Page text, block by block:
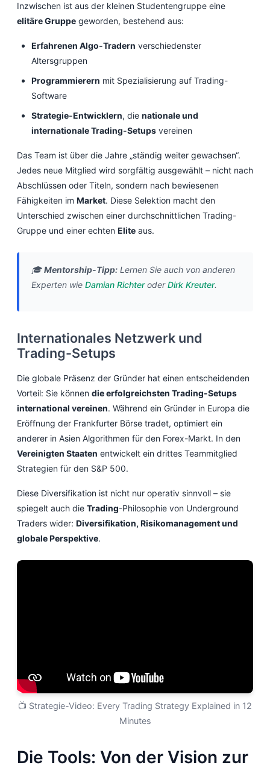
Inzwischen ist aus der kleinen Studentengruppe eine
elitäre Gruppe geworden, bestehend aus:
Erfahrenen Algo-Tradern verschiedenster
Altersgruppen
Programmierern mit Spezialisierung auf Trading-
Software
Strategie-Entwicklern, die nationale und
internationale Trading-Setups vereinen
Das Team ist über die Jahre „ständig weiter gewachsen“.
Jedes neue Mitglied wird sorgfältig ausgewählt – nicht nach
Abschlüssen oder Titeln, sondern nach bewiesenen
Fähigkeiten im Market. Diese Selektion macht den
Unterschied zwischen einer durchschnittlichen Trading-
Gruppe und einer echten Elite aus.
🎓Mentorship-Tipp: Lernen Sie auch von anderen
Experten wie Damian RichteroderDirk Kreuter.
Internationales Netzwerk und
Trading-Setups
Die globale Präsenz der Gründer hat einen entscheidenden
Vorteil: Sie können die erfolgreichsten Trading-Setups
international vereinen. Während ein Gründer in Europa die
Eröffnung der Frankfurter Börse tradet, optimiert ein
anderer in Asien Algorithmen für den Forex-Markt. In den
Vereinigten Staaten entwickelt ein drittes Teammitglied
Strategien für den S&P 500.
Diese Diversifikation ist nicht nur operativ sinnvoll – sie
spiegelt auch die Trading-Philosophie von Underground
Traders wider: Diversifikation, Risikomanagement und
globale Perspektive.
📺 Strategie-Video: Every Trading Strategy Explained in 12
Minutes
Die Tools: Von der Vision zur